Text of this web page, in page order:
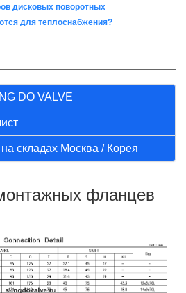
дисковых поворотных
для теплоснабжения?
DO VALVE
складах Москва / Корея
фланцев